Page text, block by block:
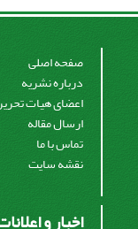
صفحه اصلی
درباره نشریه
اعضای هیات
ارسال مقاله
تماس با ما
نقشه سایت
اخبار و